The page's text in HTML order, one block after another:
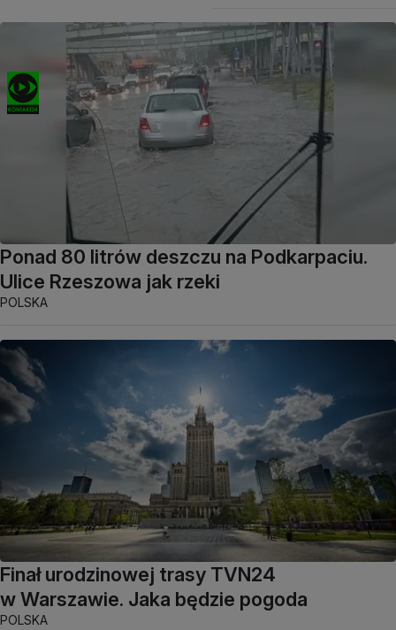
Ponad 80 litrów deszczu na Podkarpaciu.
Ulice Rzeszowa jak rzeki
POLSKA
Finał urodzinowej trasy TVN24
w Warszawie. Jaka będzie pogoda
POLSKA